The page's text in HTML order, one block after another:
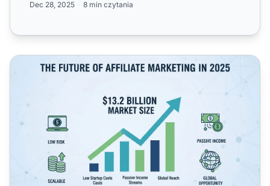
Dec 28, 2025 8 min czytania
Dlaczego marketing afiliacyjny to przyszłość? Trendy